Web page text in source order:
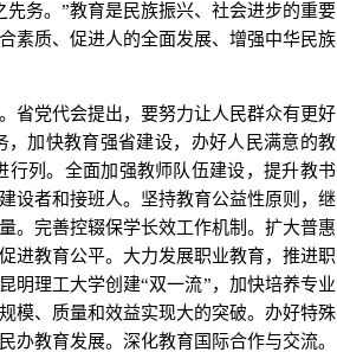
务。”教育是民族振兴、社会进步的重要
素质、促进人的全面发展、增强中华民族
党代会提出，要努力让人民群众有更好
加快教育强省建设，办好人民满意的教
行列。全面加强教师队伍建设，提升教书
设者和接班人。坚持教育公益性原则，继
。完善控辍保学长效工作机制。扩大普惠
进教育公平。大力发展职业教育，推进职
明理工大学创建“双一流”，加快培养专业
模、质量和效益实现大的突破。办好特殊
办教育发展。深化教育国际合作与交流。